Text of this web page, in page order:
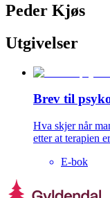
Peder Kjøs
Utgivelser
Brev til
Hva skjer når
etter at terapien
E-bok